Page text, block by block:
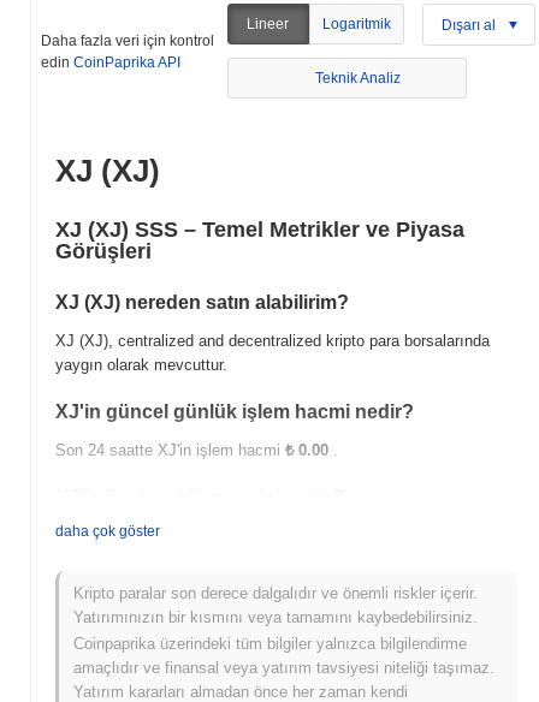
Daha fazla veri için kontrol
edin CoinPaprika API
Lineer Logaritmik Dışarı al
Teknik Analiz
XJ (XJ)
XJ (XJ) SSS – Temel Metrikler ve Piyasa
Görüşleri
XJ (XJ) nereden satın alabilirim?
XJ (XJ), centralized and decentralized kripto para borsalarında
yaygın olarak mevcuttur.
XJ'in güncel günlük işlem hacmi nedir?
Son 24 saatte XJ'in işlem hacmi ₺ 0.00 .
Tüm Zamanların En Yüksek Değeri (ATH):
XJ şu anda ATH'sinin altında işlem görüyor .
XJ, daha geniş kripto piyasasıyla
karşılaştırıldığında nasıl performans gösteriyor?
daha çok göster
Kripto paralar son derece dalgalıdır ve önemli riskler içerir.
Yatırımınızın bir kısmını veya tamamını kaybedebilirsiniz.
Coinpaprika üzerindeki tüm bilgiler yalnızca bilgilendirme
amaçlıdır ve finansal veya yatırım tavsiyesi niteliği taşımaz.
Yatırım kararları almadan önce her zaman kendi